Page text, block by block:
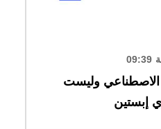
الاصطناعي وليست
إبستين